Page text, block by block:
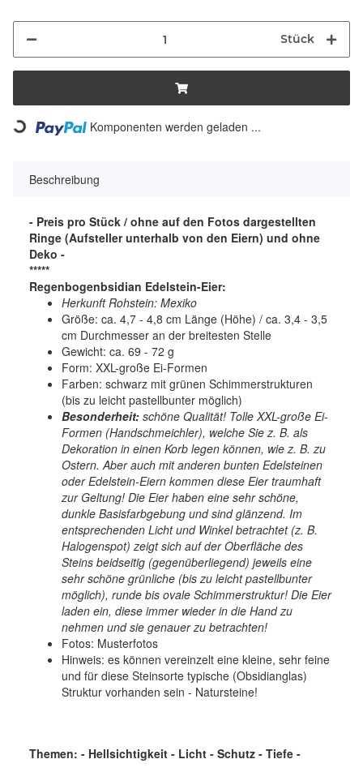
Stück
Loading... Komponenten werden geladen ...
Beschreibung
- Preis pro Stück / ohne auf den Fotos dargestellten
Ringe (Aufsteller unterhalb von den Eiern) und ohne
Deko -
*****
Regenbogenbsidian Edelstein-Eier:
Herkunft Rohstein: Mexiko
Größe: ca. 4,7 - 4,8 cm Länge (Höhe) / ca. 3,4 - 3,5
cm Durchmesser an der breitesten Stelle
Gewicht: ca. 69 - 72 g
Form: XXL-große Ei-Formen
Farben: schwarz mit grünen Schimmerstrukturen
(bis zu leicht pastellbunter möglich)
Besonderheit: schöne Qualität! Tolle XXL-große Ei-
Formen (Handschmeichler), welche Sie z. B. als
Dekoration in einen Korb legen können, wie z. B. zu
Ostern. Aber auch mit anderen bunten Edelsteinen
oder Edelstein-Eiern kommen diese Eier traumhaft
zur Geltung! Die Eier haben eine sehr schöne,
dunkle Basisfarbgebung und sind glänzend. Im
entsprechenden Licht und Winkel betrachtet (z. B.
Halogenspot) zeigt sich auf der Oberfläche des
Steins beidseitig (gegenüberliegend) jeweils eine
sehr schöne grünliche (bis zu leicht pastellbunter
möglich), runde bis ovale Schimmerstruktur! Die Eier
laden ein, diese immer wieder in die Hand zu
nehmen und sie genauer zu betrachten!
Fotos: Musterfotos
Hinweis: es können vereinzelt eine kleine, sehr feine
und für diese Steinsorte typische (Obsidianglas)
Struktur vorhanden sein - Natursteine!
Themen: - Hellsichtigkeit - Licht - Schutz - Tiefe -